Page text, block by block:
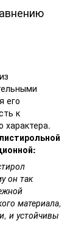
его
к
характера.
он так
материала,
и устойчивы